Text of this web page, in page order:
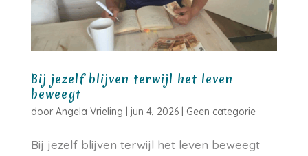
Bij jezelf blijven terwijl het leven
beweegt
door Angela Vrieling jun 4, 2026| Geen categorie
Bij jezelf blijven terwijl het leven beweegt